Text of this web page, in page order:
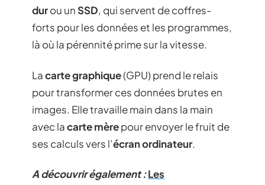
durou un SSD, qui servent de coffres-
forts pour les données et les programmes,
là où la pérennité prime sur la vitesse.
Lacarte graphique(GPU) prend le relais
pour transformer ces données brutes en
images. Elle travaille main dans la main
avec lacarte mèrepour envoyer le fruit de
ses calculs vers l’écran ordinateur.
A découvrir également :Les